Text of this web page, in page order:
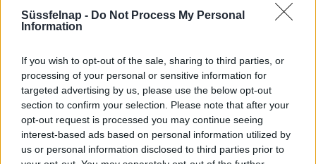
Süssfelnap - Do Not Process My Personal
Information
If you wish to opt-out of the sale, sharing to third parties, or
processing of your personal or sensitive information for
targeted advertising by us, please use the below opt-out
section to confirm your selection. Please note that after your
opt-out request is processed you may continue seeing
interest-based ads based on personal information utilized by
us or personal information disclosed to third parties prior to
A szél kialakulása és fajtái
levegőtömeg.
A szél kialakulása:A Föld felszínének különböző pontjai eltérő
mértékben melegszenek fel. Ahol melegebb a levegő ott kisebb
a légnyomás, ahol hidegebb, ott pedig nagyobb. Ebben az
esetben kiegyenlítődés indul meg, vagyis a nagyobb nyomású
helyről a kisebb nyomású hely felé fog áramlani a levegő.
Corioli-erő:Ha nem lenne a Föld forgása, akkor a levegő